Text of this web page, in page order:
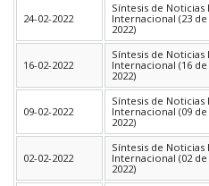
24-02-2022
Síntesis de Noticias
Internacional (23
2022)
16-02-2022
Síntesis de Noticias
Internacional (16
2022)
09-02-2022
Síntesis de Noticias
Internacional (09
2022)
02-02-2022
Síntesis de Noticias
Internacional (02
2022)